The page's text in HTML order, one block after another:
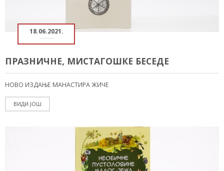
18.06.2021.
ПРАЗНИЧНЕ, МИСТАГОШКЕ БЕСЕДЕ
НОВО ИЗДАЊЕ МАНАСТИРА ЖИЧЕ
ВИДИ ЈОШ